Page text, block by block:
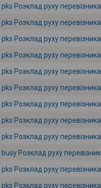
pks Розклад руху
pks Розклад руху
pks Розклад руху
pks Розклад руху
pks Розклад руху
pks Розклад руху
pks Розклад руху
pks Розклад руху
pks Розклад руху
busy Розклад руху
pks Розклад руху
pks Розклад руху